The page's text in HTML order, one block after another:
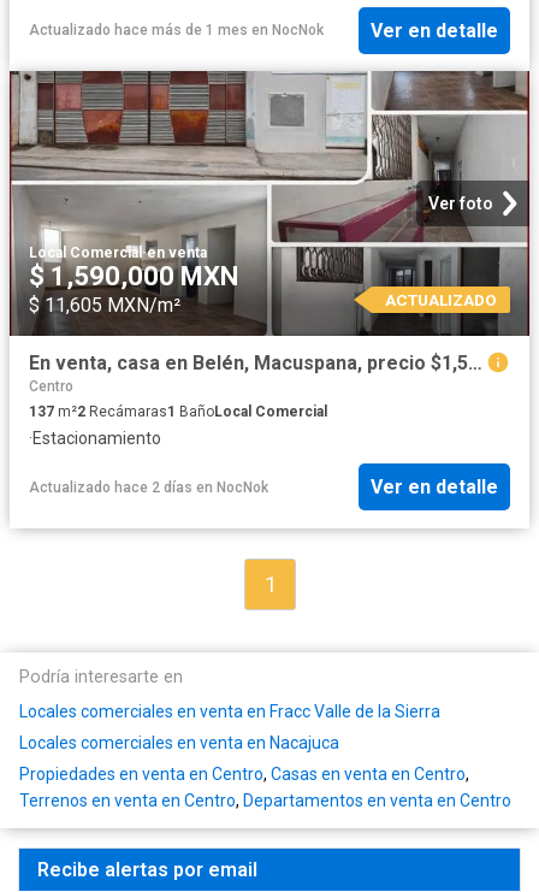
Actualizado hace más de 1 mes en NocNok Ver en detalle
Ver foto
Local Comercial ·en venta
$ 1,590,000 MXN
$ 11,605 MXN/m² ACTUALIZADO
En venta, casa en Belén, Macuspana, precio $1,590,000
Centro
137 m²2 Recámaras1 BañoLocal Comercial
·Estacionamiento
Actualizado hace 2 días en NocNok Ver en detalle
1
Podría interesarte en
Locales comerciales en venta en Fracc Valle de la Sierra
Locales comerciales en venta en Nacajuca
Propiedades en venta en Centro, Casas en venta en Centro,
Terrenos en venta en Centro, Departamentos en venta en Centro
Recibe alertas por email